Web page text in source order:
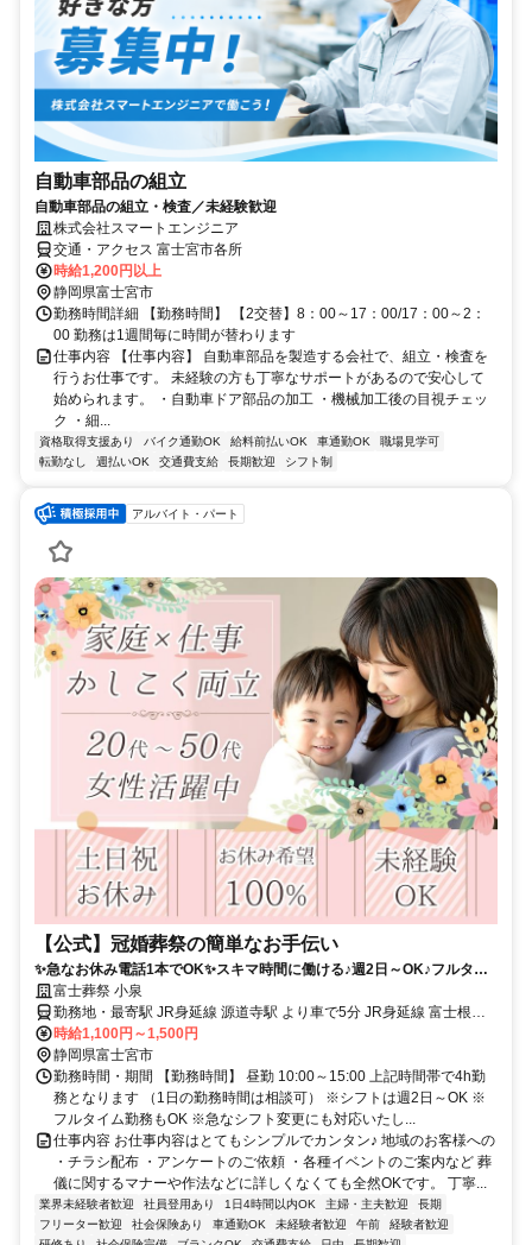
自動車部品の組立
自動車部品の組立・検査／未経験歓迎
株式会社スマートエンジニア
交通・アクセス 富士宮市各所
時給1,200円以上
静岡県富士宮市
勤務時間詳細 【勤務時間】 【2交替】8：00～17：00/17：00～2：
00 勤務は1週間毎に時間が替わります
仕事内容 【仕事内容】 自動車部品を製造する会社で、組立・検査を
行うお仕事です。 未経験の方も丁寧なサポートがあるので安心して
始められます。 ・自動車ドア部品の加工 ・機械加工後の目視チェッ
ク ・細...
資格取得支援あり バイク通勤OK 給料前払いOK 車通勤OK
職場見学可
転勤なし
週払いOK 交通費支給 長期歓迎 シフト制
アルバイト・パート
【公式】冠婚葬祭の簡単なお手伝い
✨急なお休み電話1本でOK✨スキマ時間に働ける♪週2日～OK♪フルタイ
ム勤務も◎休み希望100％対応♪
富士葬祭 小泉
勤務地・最寄駅 JR身延線 源道寺駅 より車で5分 JR身延線 富士根駅
より車で5分
時給1,100円～1,500円
静岡県富士宮市
勤務時間・期間 【勤務時間】 昼勤 10:00～15:00 上記時間帯で4h勤
務となります （1日の勤務時間は相談可） ※シフトは週2日～OK ※
フルタイム勤務もOK ※急なシフト変更にも対応いたし...
仕事内容 お仕事内容はとてもシンプルでカンタン♪ 地域のお客様への
・チラシ配布 ・アンケートのご依頼 ・各種イベントのご案内など 葬
儀に関するマナーや作法などに詳しくなくても全然OKです。 丁寧...
業界未経験者歓迎 社員登用あり 1日4時間以内OK 主婦・主夫歓迎
長期
フリーター歓迎
社会保険あり 車通勤OK 未経験者歓迎 午前
経験者歓迎